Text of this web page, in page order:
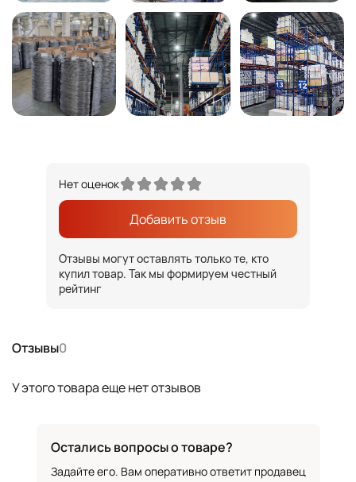
Отзывы0
У этого товара еще нет отзывов
Нет оценок
Добавить отзыв
Отзывы могут оставлять только те, кто
купил товар. Так мы формируем честный
рейтинг
Остались вопросы о товаре?
Задайте его. Вам оперативно ответит продавец